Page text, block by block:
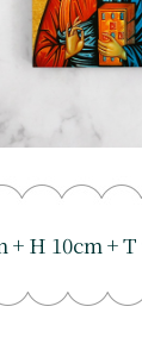
+ H 10cm +